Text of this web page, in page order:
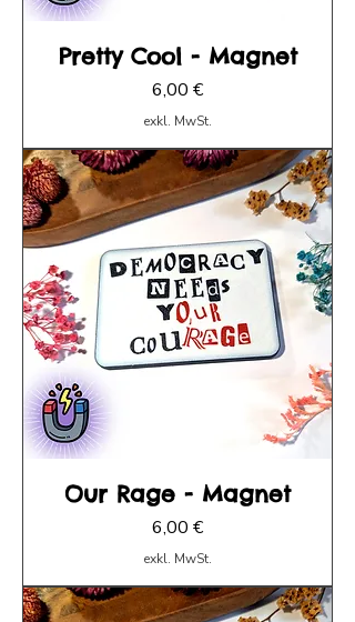
Pretty Cool - Magnet
Preis
6,00 €
exkl. MwSt.
Our Rage - Magnet
Preis
6,00 €
exkl. MwSt.